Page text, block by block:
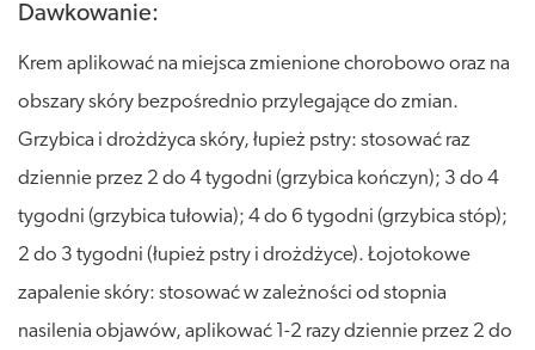
Dawkowanie:
Krem aplikować na miejsca zmienione chorobowo oraz na
obszary skóry bezpośrednio przylegające do zmian.
Grzybica i drożdżyca skóry, łupież pstry: stosować raz
dziennie przez 2 do 4 tygodni (grzybica kończyn); 3 do 4
tygodni (grzybica tułowia); 4 do 6 tygodni (grzybica stóp);
2 do 3 tygodni (łupież pstry i drożdżyce). Łojotokowe
zapalenie skóry: stosować w zależności od stopnia
nasilenia objawów, aplikować 1-2 razy dziennie przez 2 do